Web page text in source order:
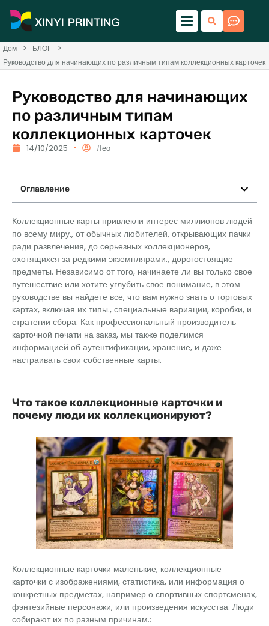
Дом > БЛОГ
>
Руководство для начинающих по различным типам коллекционных карточек
Руководство для начинающих
по различным типам
коллекционных карточек
14/10/2025 Лео
Оглавление
Коллекционные карты привлекли интерес миллионов людей
по всему миру., от обычных любителей, открывающих пачки
ради развлечения, до серьезных коллекционеров,
охотящихся за редкими экземплярами., дорогостоящие
предметы. Независимо от того, начинаете ли вы только свое
путешествие или хотите углубить свое понимание, в этом
руководстве вы найдете все, что вам нужно знать о торговых
картах, включая их типы., специальные вариации, коробки, и
стратегии сбора. Как профессиональный производитель
карточной печати на заказ, мы также поделимся
информацией об аутентификации, хранение, и даже
настраивать свои собственные карты.
Что такое коллекционные карточки и
почему люди их коллекционируют?
Коллекционные карточки маленькие, коллекционные
карточки с изображениями, статистика, или информация о
конкретных предметах, например о спортивных спортсменах,
фэнтезийные персонажи, или произведения искусства. Люди
собирают их по разным причинам.: